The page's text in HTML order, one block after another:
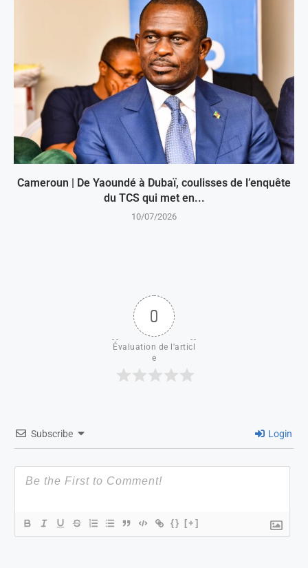
Cameroun | De Yaoundé à Dubaï, coulisses de l’enquête
du TCS qui met en...
10/07/2026
0
Évaluation de l'articl
e
Subscribe Login
{} [+]